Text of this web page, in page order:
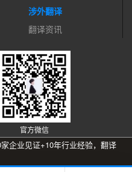
涉外翻译
翻译资讯
官方微信
企业见证+10年行业经验，翻译